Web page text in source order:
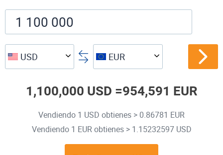
USD EUR
1,100,000 USD =954,591 EUR
Vendiendo 1 USD obtienes > 0.86781 EUR
Vendiendo 1 EUR obtienes > 1.15232597 USD